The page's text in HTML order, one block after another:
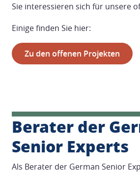
Sie interessieren sich für unsere
Einige finden Sie hier:
Zu den offenen Projekten
Berater der
Senior Experts
Als Berater der German Senior